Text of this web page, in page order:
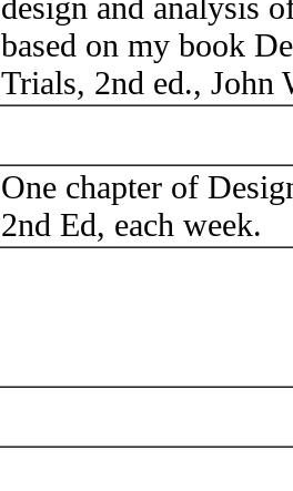
design and analysis
based on my book
Trials, 2nd ed., John
One chapter of
2nd Ed, each week.